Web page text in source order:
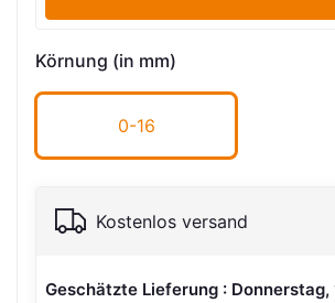
Körnung (in mm)
0-16
Kostenlos versand
Geschätzte Lieferung : Donnerstag,